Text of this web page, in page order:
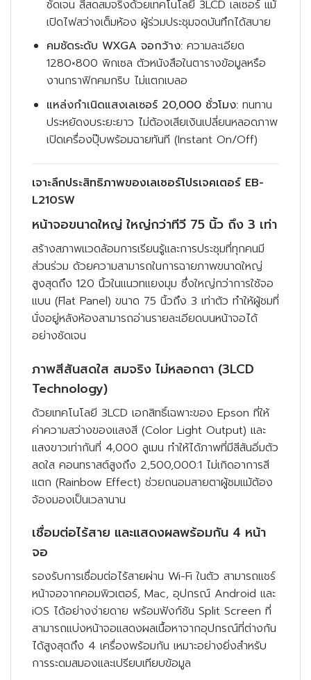
ชัดเจน สีสดสมจริงด้วยเทคโนโลยี 3LCD เลเซอร์ แม้
เปิดไฟสว่างเต็มห้อง ผู้ร่วมประชุมจดบันทึกได้สบาย
คมชัดระดับ WXGA จอกว้าง:ความละเอียด
1280×800 พิกเซล ตัวหนังสือในตารางข้อมูลหรือ
งานกราฟิกคมกริบ ไม่แตกเบลอ
แหล่งกำเนิดแสงเลเซอร์ 20,000 ชั่วโมง:ทนทาน
ประหยัดงบระยะยาว ไม่ต้องเสียเงินเปลี่ยนหลอดภาพ
เปิดเครื่องปุ๊บพร้อมฉายทันที (Instant On/Off)
เจาะลึกประสิทธิภาพของเลเซอร์โปรเจคเตอร์ EB-
L210SW
หน้าจอขนาดใหญ่ ใหญ่กว่าทีวี 75 นิ้ว ถึง 3 เท่า
สร้างสภาพแวดล้อมการเรียนรู้และการประชุมที่ทุกคนมี
ส่วนร่วม ด้วยความสามารถในการฉายภาพขนาดใหญ่
สูงสุดถึง 120 นิ้วในแนวทแยงมุม ซึ่งใหญ่กว่าการใช้จอ
แบน (Flat Panel) ขนาด 75 นิ้วถึง 3 เท่าตัว ทำให้ผู้ชมที่
นั่งอยู่หลังห้องสามารถอ่านรายละเอียดบนหน้าจอได้
อย่างชัดเจน
ภาพสีสันสดใส สมจริง ไม่หลอกตา (3LCD
Technology)
ด้วยเทคโนโลยี 3LCD เอกสิทธิ์เฉพาะของ Epson ที่ให้
ค่าความสว่างของแสงสี (Color Light Output) และ
แสงขาวเท่ากันที่ 4,000 ลูเมน ทำให้ได้ภาพที่มีสีสันอิ่มตัว
สดใส คอนทราสต์สูงถึง 2,500,000:1 ไม่เกิดอาการสี
แตก (Rainbow Effect) ช่วยถนอมสายตาผู้ชมแม้ต้อง
จ้องมองเป็นเวลานาน
เชื่อมต่อไร้สาย และแสดงผลพร้อมกัน 4 หน้า
จอ
รองรับการเชื่อมต่อไร้สายผ่าน Wi-Fi ในตัว สามารถแชร์
หน้าจอจากคอมพิวเตอร์, Mac, อุปกรณ์ Android และ
iOS ได้อย่างง่ายดาย พร้อมฟังก์ชัน Split Screen ที่
สามารถแบ่งหน้าจอแสดงผลเนื้อหาจากอุปกรณ์ที่ต่างกัน
ได้สูงสุดถึง 4 เครื่องพร้อมกัน เหมาะอย่างยิ่งสำหรับ
การระดมสมองและเปรียบเทียบข้อมูล